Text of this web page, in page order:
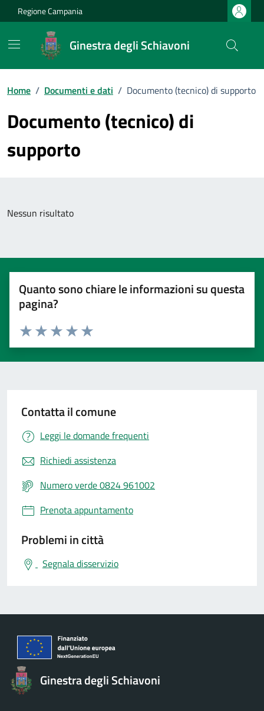
Vai ai contenuti
Vai al footer
Regione Campania
Ginestra degli Schiavoni
Home / Documenti e dati / Documento (tecnico) di supporto
Documento (tecnico) di
supporto
Nessun risultato
Quanto sono chiare le informazioni su questa
pagina?
Valuta 5 stelle su 5
Valuta 4 stelle su 5
Valuta 3 stelle su 5
Valuta 2 stelle su 5
Valuta 1 stelle su 5
Contatta il comune
Leggi le domande frequenti
Richiedi assistenza
Numero verde 0824 961002
Prenota appuntamento
Problemi in città
Segnala disservizio
Ginestra degli Schiavoni